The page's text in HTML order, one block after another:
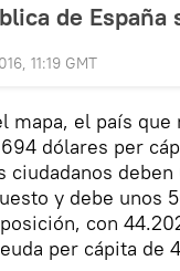
de
11:19 GMT
mapa, el país
dólares per
ciudadanos
y debe unos
con
per cápita de